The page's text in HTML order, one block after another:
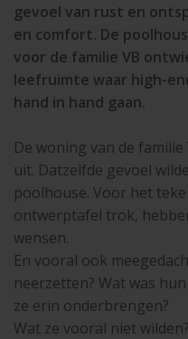
gevoel van rust en
en comfort. De
voor de familie VB
leefruimte waar high-
hand in hand gaan.
De woning van de
uit. Datzelfde gevoel
poolhouse. Voor het
ontwerptafel trok,
wensen.
En vooral ook
neerzetten? Wat was
ze erin onderbrengen?
Wat ze vooral niet